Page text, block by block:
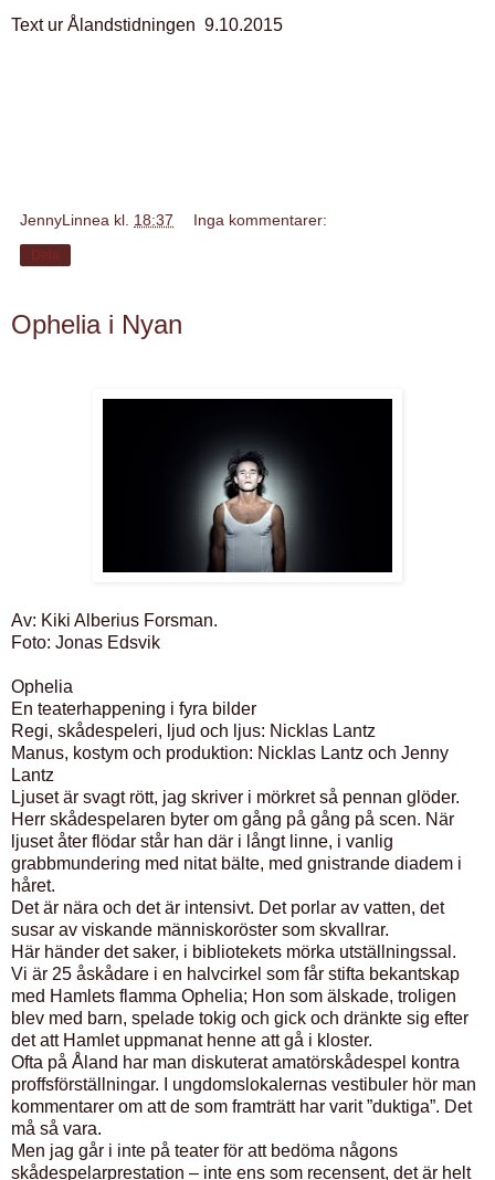
Text ur Ålandstidningen 9.10.2015
JennyLinnea kl. 18:37 Inga kommentarer:
Dela
Ophelia i Nyan
Av: Kiki Alberius Forsman.
Foto: Jonas Edsvik
Ophelia
En teaterhappening i fyra bilder
Regi, skådespeleri, ljud och ljus: Nicklas Lantz
Manus, kostym och produktion: Nicklas Lantz och Jenny
Lantz
Ljuset är svagt rött, jag skriver i mörkret så pennan glöder.
Herr skådespelaren byter om gång på gång på scen. När
ljuset åter flödar står han där i långt linne, i vanlig
grabbmundering med nitat bälte, med gnistrande diadem i
håret.
Det är nära och det är intensivt. Det porlar av vatten, det
susar av viskande människoröster som skvallrar.
Här händer det saker, i bibliotekets mörka utställningssal.
Vi är 25 åskådare i en halvcirkel som får stifta bekantskap
med Hamlets flamma Ophelia; Hon som älskade, troligen
blev med barn, spelade tokig och gick och dränkte sig efter
det att Hamlet uppmanat henne att gå i kloster.
Ofta på Åland har man diskuterat amatörskådespel kontra
proffsförställningar. I ungdomslokalernas vestibuler hör man
kommentarer om att de som framträtt har varit ”duktiga”. Det
må så vara.
Men jag går i inte på teater för att bedöma någons
skådespelarprestation – inte ens som recensent, det är helt